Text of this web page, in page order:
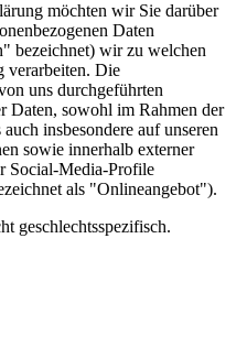
möchten wir Sie darüber
Daten
bezeichnet) wir zu welchen
verarbeiten. Die
uns durchgeführten
Daten, sowohl im Rahmen der
insbesondere auf unseren
sowie innerhalb externer
Social-Media-Profile
als "Onlineangebot").
geschlechtsspezifisch.